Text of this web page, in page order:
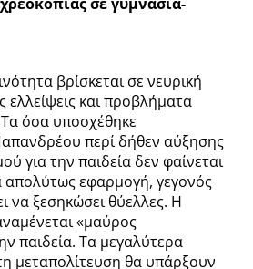
βρίσκεται σε νευρική
ελλείψεις και προβλήματα
όσα υποσχέθηκε
περί δήθεν αύξησης
για την παιδεία δεν φαίνεται
απολύτως εφαρμογή, γεγονός
να ξεσηκώσει θύελλες. Η
«μαύρος
παιδεία. Τα μεγαλύτερα
μεταπολίτευση θα υπάρξουν